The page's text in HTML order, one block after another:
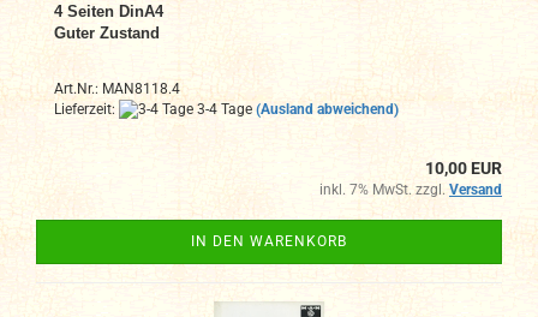
4 Seiten DinA4
Guter Zustand
Art.Nr.: MAN8118.4
Lieferzeit:
3-4 Tage (Ausland abweichend)
10,00 EUR
inkl. 7% MwSt. zzgl.Versand
IN DEN WARENKORB